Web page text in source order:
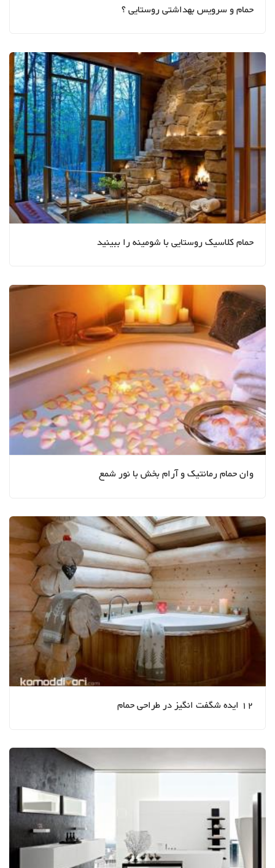
حمام و سرویس بهداشتی روستایی ؟
حمام کلاسیک روستایی با شومینه را ببینید
وان حمام رمانتیک و آرام بخش با نور شمع
12 ایده شگفت انگیز در طراحی حمام